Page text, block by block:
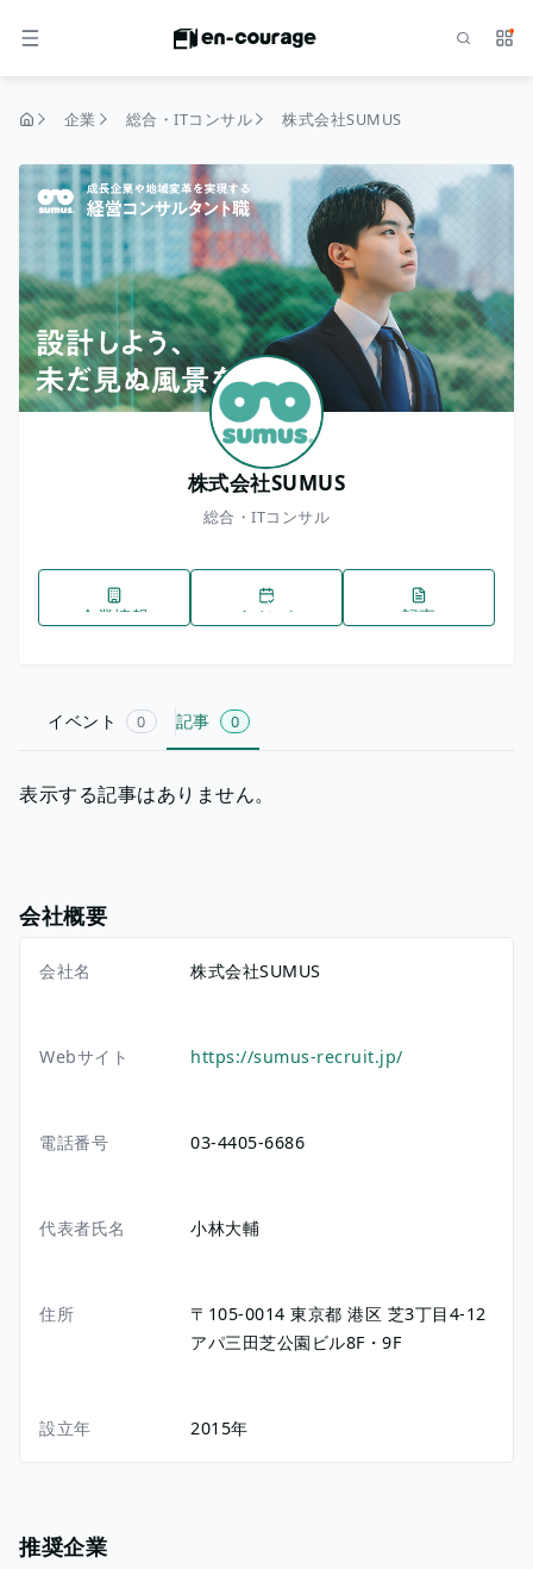
メニュー サ
企業 総合・ITコンサル 株式会社SUMUS
株式会社SUMUS
総合・ITコンサル
企業情報 イベント 記事
イベント 0 記事 0
表示する記事はありません。
会社概要
会社名 株式会社SUMUS
Webサイト https://sumus-recruit.jp/
電話番号 03-4405-6686
代表者氏名 小林大輔
住所 〒105-0014東京都港区 芝3丁目4-12
アパ三田芝公園ビル8F・9F
設立年 2015年
推奨企業